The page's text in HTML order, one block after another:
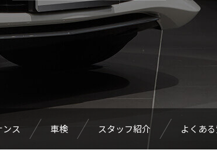
ンス 車検 スタッフ紹介 よくあ